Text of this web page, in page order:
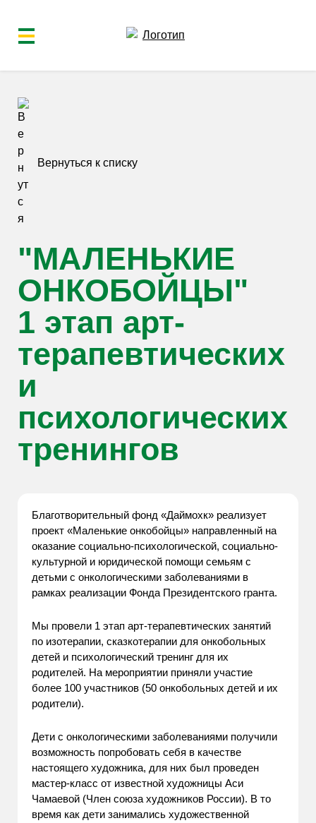
Вернуться к списку
"МАЛЕНЬКИЕ
ОНКОБОЙЦЫ"
1 этап арт-
терапевтических
и
психологических
тренингов
Благотворительный фонд «Даймохк» реализует
проект «Маленькие онкобойцы» направленный на
оказание социально-психологической, социально-
культурной и юридической помощи семьям с
детьми с онкологическими заболеваниями в
рамках реализации Фонда Президентского гранта.
Мы провели 1 этап арт-терапевтических занятий
по изотерапии, сказкотерапии для онкобольных
детей и психологический тренинг для их
родителей. На мероприятии приняли участие
более 100 участников (50 онкобольных детей и их
родители).
Дети с онкологическими заболеваниями получили
возможность попробовать себя в качестве
настоящего художника, для них был проведен
мастер-класс от известной художницы Аси
Чамаевой (Член союза художников России). В то
время как дети занимались художественной